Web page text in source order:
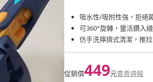
吸水性/吸附性強，拒絕
可360°旋轉，靈活鑽入
仿手洗擰擠式清潔，推
促銷價449元賣貴通報